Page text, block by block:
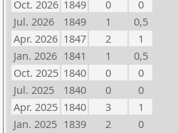
Oct. 2026 1849 0
0
Jul. 2026
1849 1
0,5
Apr. 2026 1847 2
1
Jan. 2026 1841 1
0,5
Oct. 2025 1840 0
0
Jul. 2025
1840 0
0
Apr. 2025 1840 3
1
Jan. 2025 1839 2
0